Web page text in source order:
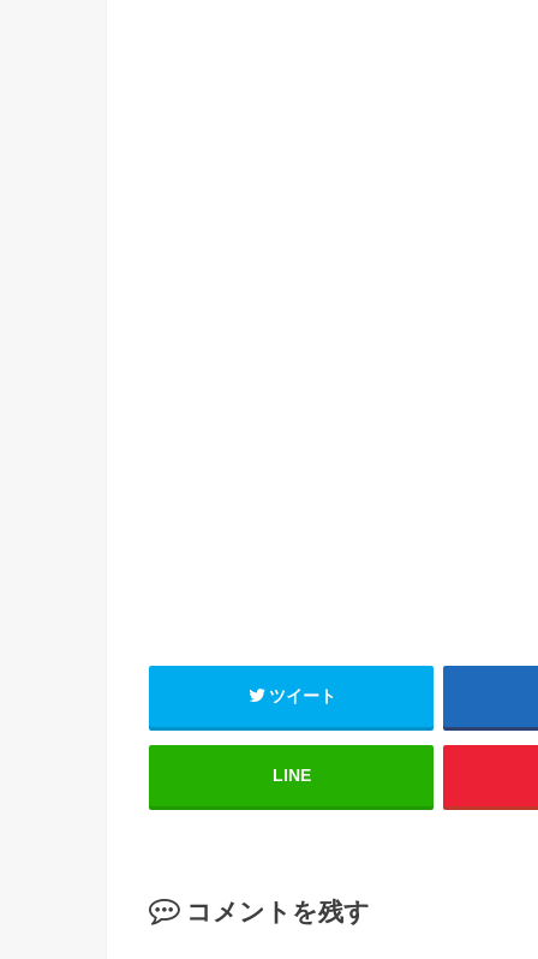
ツイート
LINE
コメントを残す